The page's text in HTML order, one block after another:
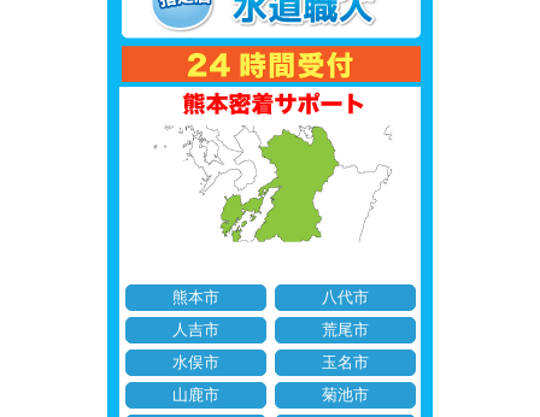
熊本市
八代市
人吉市
荒尾市
水俣市
玉名市
山鹿市
菊池市